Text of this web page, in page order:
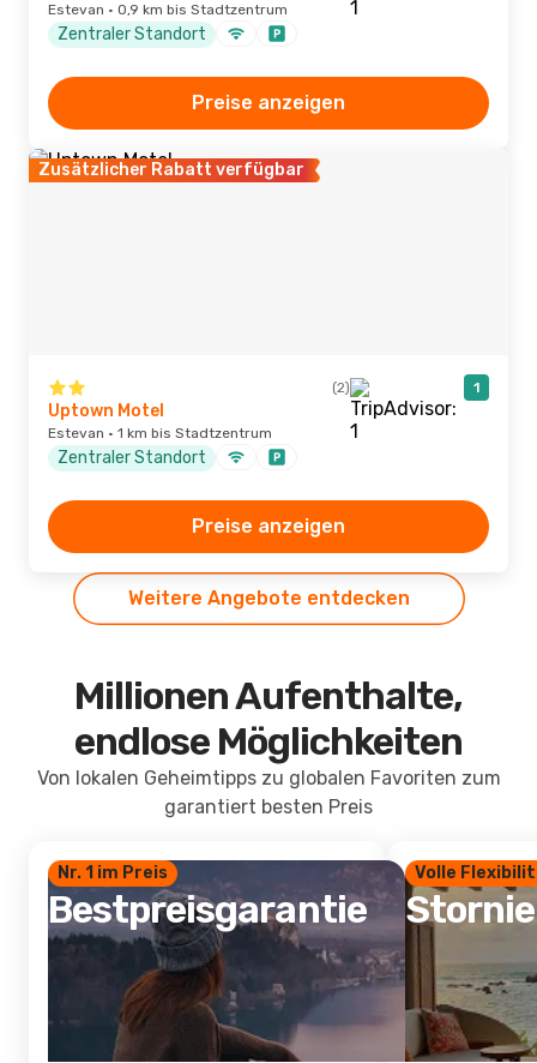
Estevan · 0,9 km bis Stadtzentrum
Zentraler Standort
Preise anzeigen
Zusätzlicher Rabatt verfügbar
(2) 1
Uptown Motel
Estevan · 1 km bis Stadtzentrum
Zentraler Standort
Preise anzeigen
Weitere Angebote entdecken
Millionen Aufenthalte,
endlose Möglichkeiten
Von lokalen Geheimtipps zu globalen Favoriten zum
garantiert besten Preis
Nr. 1 im Preis
Bestpreisgarantie
Volle